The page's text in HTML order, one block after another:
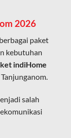
tanpa
pengalaman
bekerja,
jaringan
router
2026
paket
kebutuhan
indiHome
salah